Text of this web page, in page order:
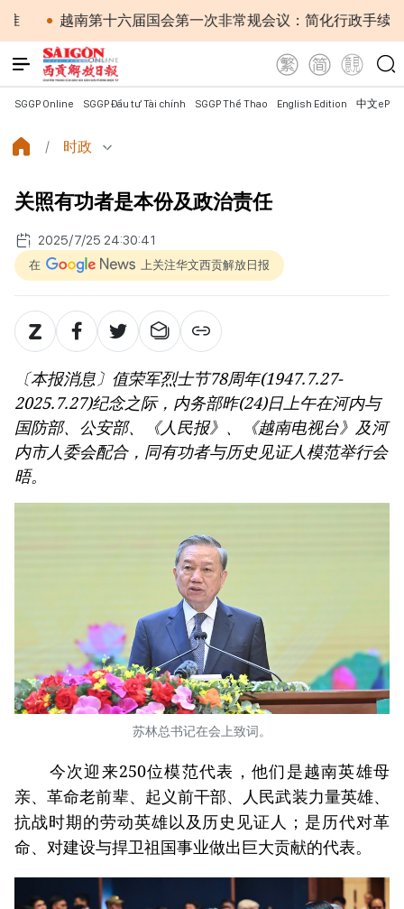
十六届国会第一次非常规会议：简化行政手续但不削弱监管责
SGGP Online SGGP Đầu tư Tài chính SGGP Thể Thao English Edition 中文
时政
关照有功者是本份及政治责任
2025/7/25 24:30:41
在 上关注华文西贡解放日报
〔本报消息〕值荣军烈士节78周年(1947.7.27-
2025.7.27)纪念之际，内务部昨(24)日上午在河内与
国防部、公安部、《人民报》、《越南电视台》及河
内市人委会配合，同有功者与历史见证人模范举行会
晤。
苏林总书记在会上致词。
今次迎来250位模范代表，他们是越南英雄母
亲、革命老前辈、起义前干部、人民武装力量英雄、
抗战时期的劳动英雄以及历史见证人；是历代对革
命、对建设与捍卫祖国事业做出巨大贡献的代表。